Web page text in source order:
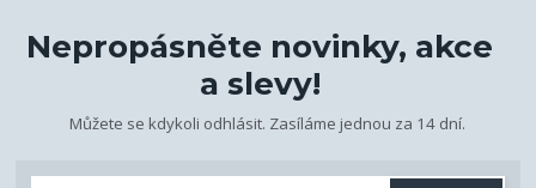
Nepropásněte novinky, akce
a slevy!
Můžete se kdykoli odhlásit. Zasíláme jednou za 14 dní.